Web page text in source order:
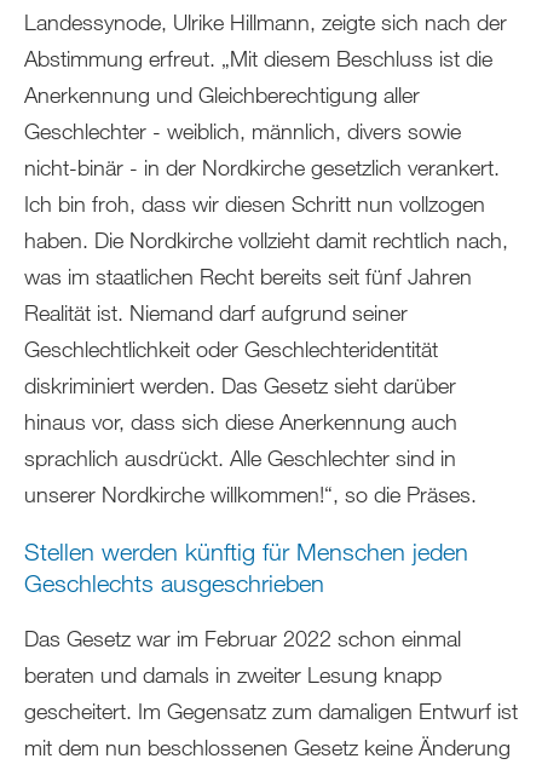
Landessynode, Ulrike Hillmann, zeigte sich nach der
Abstimmung erfreut. „Mit diesem Beschluss ist die
Anerkennung und Gleichberechtigung aller
Geschlechter - weiblich, männlich, divers sowie
nicht-binär - in der Nordkirche gesetzlich verankert.
Ich bin froh, dass wir diesen Schritt nun vollzogen
haben. Die Nordkirche vollzieht damit rechtlich nach,
was im staatlichen Recht bereits seit fünf Jahren
Realität ist. Niemand darf aufgrund seiner
Geschlechtlichkeit oder Geschlechteridentität
diskriminiert werden. Das Gesetz sieht darüber
hinaus vor, dass sich diese Anerkennung auch
sprachlich ausdrückt. Alle Geschlechter sind in
unserer Nordkirche willkommen!“, so die Präses.
Stellen werden künftig für Menschen jeden
Geschlechts ausgeschrieben
Das Gesetz war im Februar 2022 schon einmal
beraten und damals in zweiter Lesung knapp
gescheitert. Im Gegensatz zum damaligen Entwurf ist
mit dem nun beschlossenen Gesetz keine Änderung